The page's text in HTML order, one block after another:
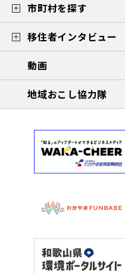
市町村を探す
移住者インタビュー
動画
地域おこし協力隊